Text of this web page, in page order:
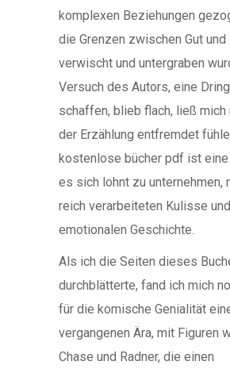
komplexen Beziehungen
die Grenzen zwischen Gut
verwischt und untergraben
Versuch des Autors, eine
schaffen, blieb flach, ließ mich
der Erzählung entfremdet
kostenlose bücher pdf ist
es sich lohnt zu unternehmen,
reich verarbeiteten Kulisse
emotionalen Geschichte.
Als ich die Seiten dieses
durchblätterte, fand ich mich
für die komische Genialität
vergangenen Ära, mit Figuren
Chase und Radner, die einen